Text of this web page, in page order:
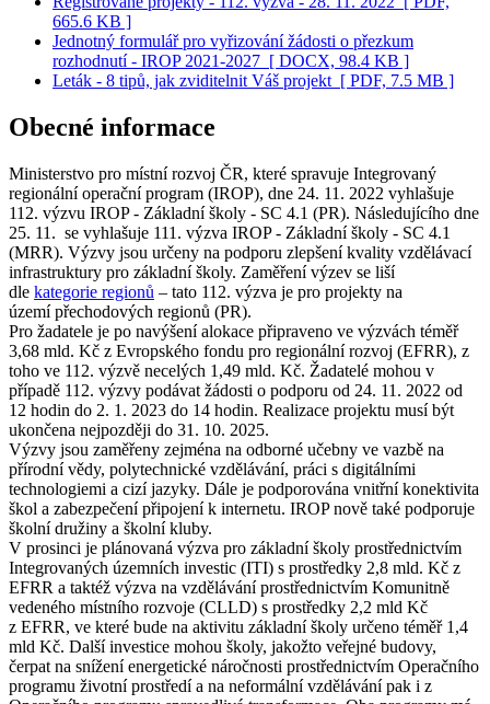
665.6 KB ]
Jednotný formulář pro vyřizování žádosti o přezkum
rozhodnutí - IROP 2021-2027 [ DOCX, 98.4 KB ]
Leták - 8 tipů, jak zviditelnit Váš projekt [ PDF, 7.5 MB ]
Obecné informace
Ministerstvo pro místní rozvoj ČR, které spravuje Integrovaný
regionální operační program (IROP), dne 24. 11. 2022 vyhlašuje
112. výzvu IROP - Základní školy - SC 4.1 (PR). Následujícího dne
25. 11. se vyhlašuje 111. výzva IROP - Základní školy - SC 4.1
(MRR). Výzvy jsou určeny na podporu zlepšení kvality vzdělávací
infrastruktury pro základní školy. Zaměření výzev se liší
dle kategorie regionů – tato 112. výzva je pro projekty na
území přechodových regionů (PR).
Pro žadatele je po navýšení alokace připraveno ve výzvách téměř
3,68 mld. Kč z Evropského fondu pro regionální rozvoj (EFRR), z
toho ve 112. výzvě necelých 1,49 mld. Kč. Žadatelé mohou v
případě 112. výzvy podávat žádosti o podporu od 24. 11. 2022 od
12 hodin do 2. 1. 2023 do 14 hodin. Realizace projektu musí být
ukončena nejpozději do 31. 10. 2025.
Výzvy jsou zaměřeny zejména na odborné učebny ve vazbě na
přírodní vědy, polytechnické vzdělávání, práci s digitálními
technologiemi a cizí jazyky. Dále je podporována vnitřní konektivita
škol a zabezpečení připojení k internetu. IROP nově také podporuje
školní družiny a školní kluby.
V prosinci je plánovaná výzva pro základní školy prostřednictvím
Integrovaných územních investic (ITI) s prostředky 2,8 mld. Kč z
EFRR a taktéž výzva na vzdělávání prostřednictvím Komunitně
vedeného místního rozvoje (CLLD) s prostředky 2,2 mld Kč
z EFRR, ve které bude na aktivitu základní školy určeno téměř 1,4
mld Kč. Další investice mohou školy, jakožto veřejné budovy,
čerpat na snížení energetické náročnosti prostřednictvím Operačního
programu životní prostředí a na neformální vzdělávání pak i z